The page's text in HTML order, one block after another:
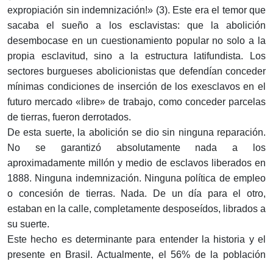
expropiación sin indemnización!» (3). Este era el temor que
sacaba el sueño a los esclavistas: que la abolición
desembocase en un cuestionamiento popular no solo a la
propia esclavitud, sino a la estructura latifundista. Los
sectores burgueses abolicionistas que defendían conceder
mínimas condiciones de inserción de los exesclavos en el
futuro mercado «libre» de trabajo, como conceder parcelas
de tierras, fueron derrotados.
De esta suerte, la abolición se dio sin ninguna reparación.
No se garantizó absolutamente nada a los
aproximadamente millón y medio de esclavos liberados en
1888. Ninguna indemnización. Ninguna política de empleo
o concesión de tierras. Nada. De un día para el otro,
estaban en la calle, completamente desposeídos, librados a
su suerte.
Este hecho es determinante para entender la historia y el
presente en Brasil. Actualmente, el 56% de la población